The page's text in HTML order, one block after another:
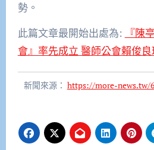
勢。
此篇文章最開始出處為:
『陳
會』率先成立 醫師公會賴俊
新聞來源： https://more-news.tw/